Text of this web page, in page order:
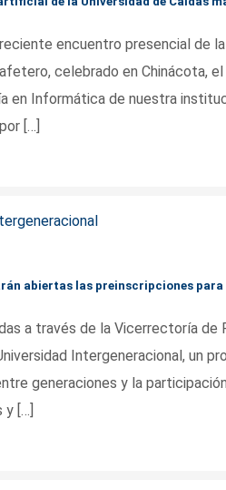
encuentro presencial de
celebrado en Chinácota,
en Informática de nuestra
[…]
abiertas las preinscripciones
a través de la Vicerrectoría
Intergeneracional, un
generaciones y la
y […]